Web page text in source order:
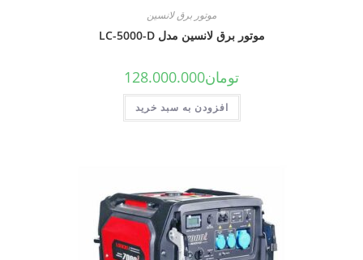
موتور برق لانسین
موتور برق لانسین مدل LC-5000-D
128.000.000
افزودن به سبد خرید